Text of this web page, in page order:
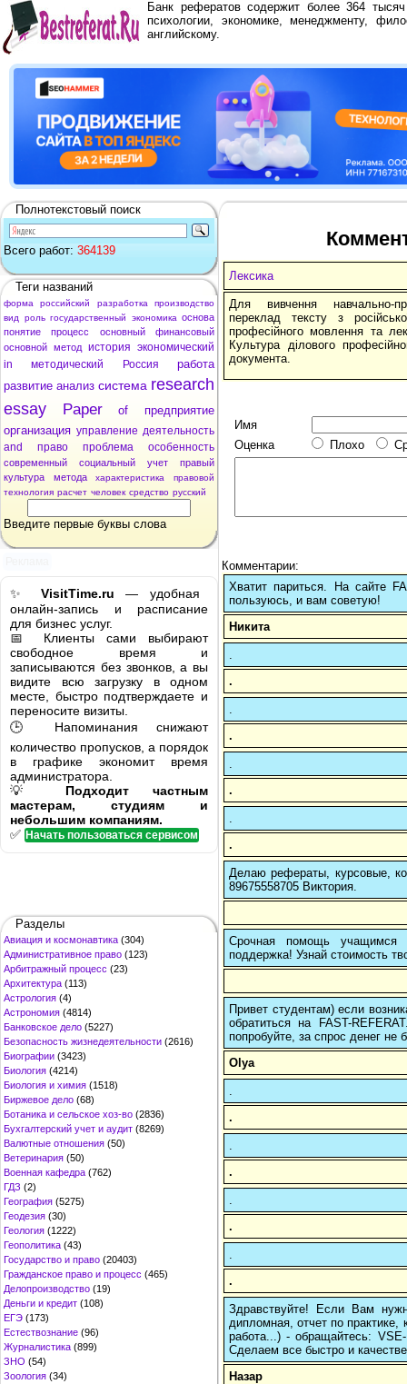
Банк рефератов содержит более 364
психологии, экономике, менеджменту,
английскому.
Полнотекстовый поиск
Всего работ: 364139
Теги названий
форма российский разработка
производство
вид
роль государственный экономика основа
понятие
процесс основный
финансовый
основной метод история экономический
in
методический Россия
работа
развитие анализ система research
essay
Paper of
предприятие
организация управление деятельность
and
право проблема особенность
современный социальный учет
правый
культура
метода характеристика
правовой
технология расчет человек средство русский
Введите первые буквы слова
✨ VisitTime.ru — удобная
онлайн-запись и расписание
для бизнес услуг.
📅 Клиенты сами выбирают
свободное время и
записываются без звонков, а вы
видите всю загрузку в одном
месте, быстро подтверждаете и
переносите визиты.
🕒 Напоминания снижают
количество пропусков, а порядок
в графике экономит время
администратора.
💡 Подходит частным
мастерам, студиям и
небольшим компаниям.
✅ Начать пользоваться сервисом
Разделы
Авиация и космонавтика (304)
Административное право (123)
Арбитражный процесс (23)
Архитектура (113)
Астрология (4)
Астрономия (4814)
Банковское дело (5227)
Безопасность жизнедеятельности (2616)
Биографии (3423)
Биология (4214)
Биология и химия (1518)
Биржевое дело (68)
Ботаника и сельское хоз-во (2836)
Бухгалтерский учет и аудит (8269)
Валютные отношения (50)
Ветеринария (50)
Военная кафедра (762)
ГДЗ (2)
География (5275)
Геодезия (30)
Геология (1222)
Геополитика (43)
Государство и право (20403)
Гражданское право и процесс (465)
Делопроизводство (19)
Деньги и кредит (108)
ЕГЭ (173)
Естествознание (96)
Журналистика (899)
ЗНО (54)
Зоология (34)
Лексика
Для вивчення навчально-
переклад тексту з
професійного мовлення та
Культура ділового
документа.
Имя
Оценка
Плохо
Комментарии:
Хватит париться. На сайте
пользуюсь, и вам советую!
Никита
.
.
.
.
Делаю рефераты, курсовые,
89675558705 Виктория.
Срочная помощь учащимся в
поддержка! Узнай стоимость
Привет студентам) если
обратиться на FAST-
попробуйте, за спрос денег не
Olya
.
.
.
.
Здравствуйте! Если Вам
дипломная, отчет по
работа...) - обращайтесь:
Сделаем все быстро и
Назар